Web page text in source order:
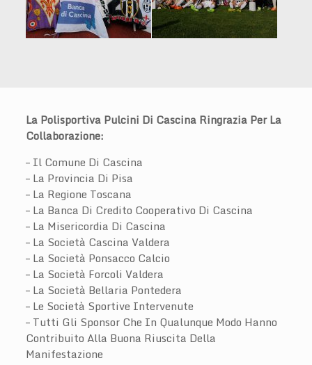
La Polisportiva Pulcini Di Cascina Ringrazia Per La
Collaborazione:
– Il Comune Di Cascina
– La Provincia Di Pisa
– La Regione Toscana
– La Banca Di Credito Cooperativo Di Cascina
– La Misericordia Di Cascina
– La Società Cascina Valdera
– La Società Ponsacco Calcio
– La Società Forcoli Valdera
– La Società Bellaria Pontedera
– Le Società Sportive Intervenute
– Tutti Gli Sponsor Che In Qualunque Modo Hanno
Contribuito Alla Buona Riuscita Della
Manifestazione